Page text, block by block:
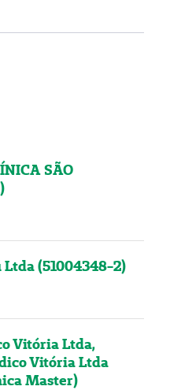
SÃO
(51004348-2)
Vitória Ltda,
Vitória Ltda
Master)